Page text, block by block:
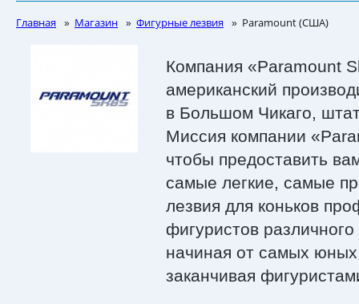
Главная » Магазин » Фигурные лезвия » Paramount (США)
Компания «Paramount
американский
в Большом Чикаго,
Миссия компании
чтобы предоставить
самые легкие, самые
лезвия для коньков
фигуристов
начиная от самых
заканчивая